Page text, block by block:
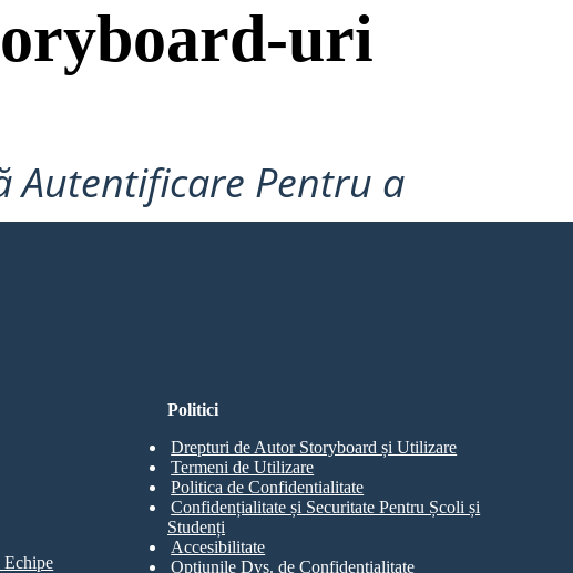
uri
Autentificare Pentru a
Echipe
Politici
Drepturi de Autor Storyboard și Utilizare
Termeni de Utilizare
Politica de Confidentialitate
Confidențialitate și Securitate Pentru Școli și
Studenți
Accesibilitate
Opțiunile Dvs. de Confidențialitate